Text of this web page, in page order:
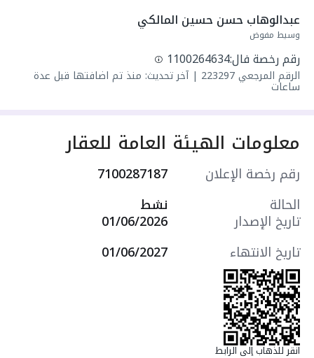
سنة البناء: 2026
سعرها 1800 ر.س
عبدالوهاب حسن حسين المالكي
وسيط مفوض
رقم رخصة فال:1100264634
الرقم المرجعي223297
|آخر تحديث: منذ تم اضافتها قبل عدة
ساعات
معلومات الهيئة العامة للعقار
رقم رخصة الإعلان
7100287187
الحالة
نشط
تاريخ الإصدار
01/06/2026
تاريخ الانتهاء
01/06/2027
انقر للذهاب إلى الرابط